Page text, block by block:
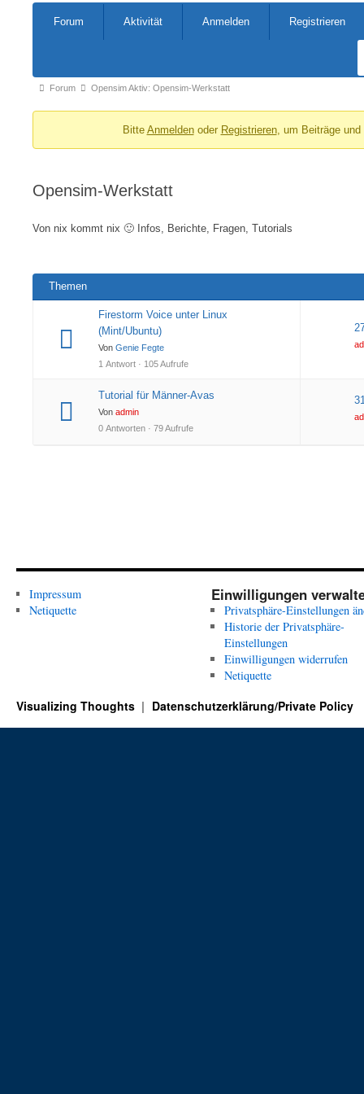
Navigation
Forum Aktivität Anmelden Registrieren
Forum-
Du
hier:
Forum Opensim Aktiv: Opensim-Werkstatt
Bitte Anmeldenoder Registrieren, um Beiträge
Opensim-Werkstatt
Von nix kommt nix 🙂 Infos, Berichte, Fragen, Tutorials
Themen
Firestorm Voice unter Linux
(Mint/Ubuntu)
Von Genie Fegte
1 Antwort · 105 Aufrufe
Tutorial für Männer-Avas
Von admin
0 Antworten · 79 Aufrufe
Impressum
Netiquette
Einwilligungen
Privatsphäre-Einstellungen
Historie der Privatsphäre-
Einstellungen
Einwilligungen widerrufen
Netiquette
Visualizing Thoughts Datenschutzerklärung/Private Policy